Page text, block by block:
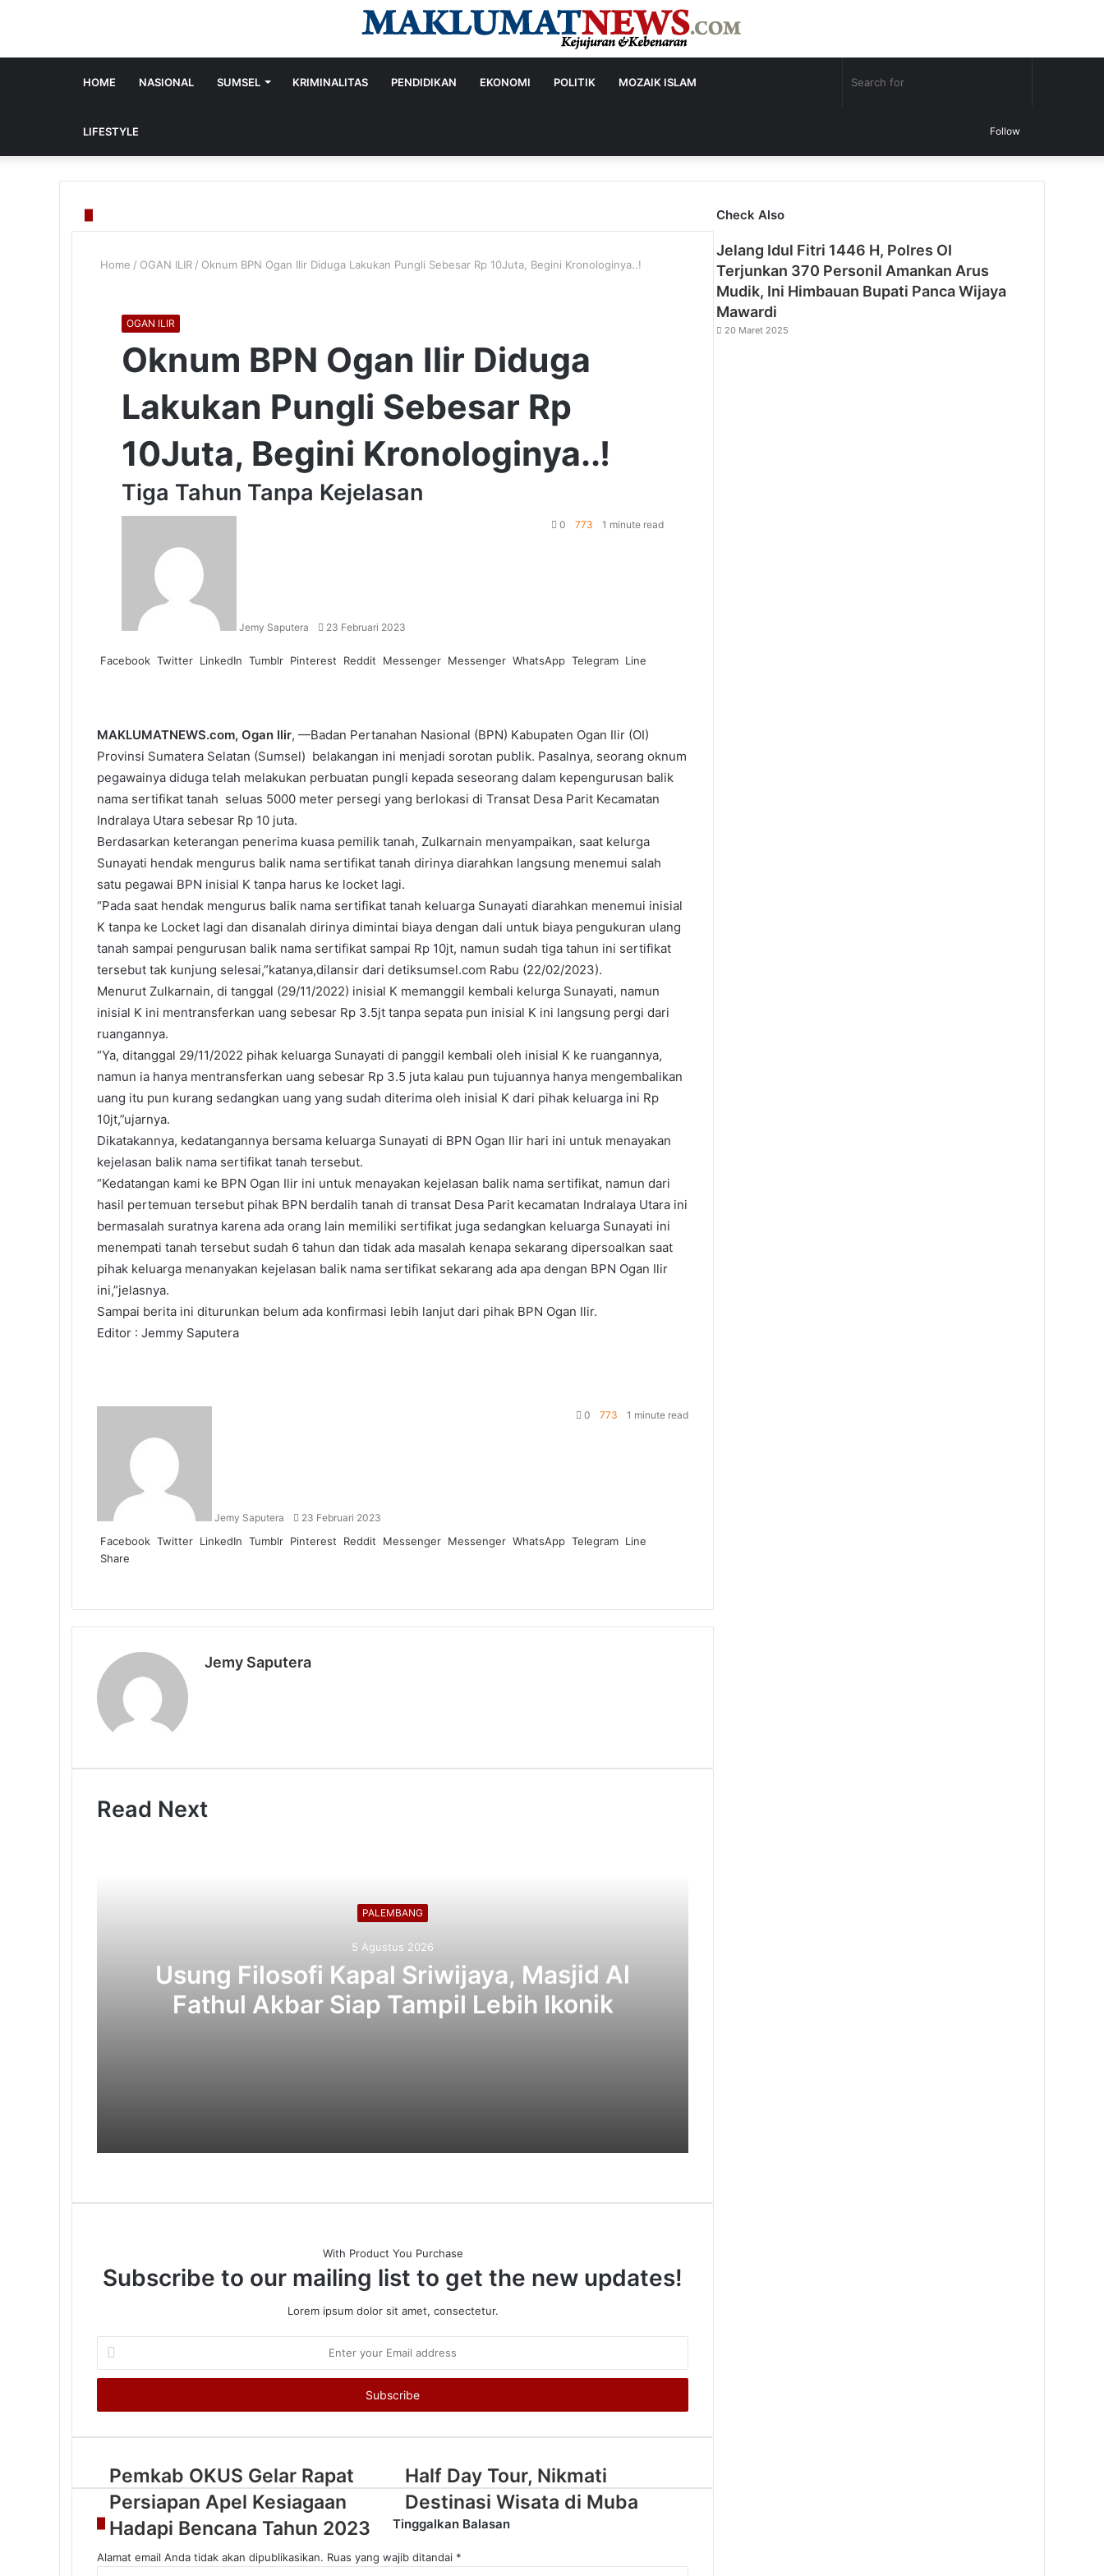
HOME NASIONAL SUMSEL KRIMINALITAS PENDIDIKAN EKONOMI POLITIK MOZAIK ISLAM
LIFESTYLE for
Random
Follow
Home / OGAN ILIR / Oknum BPN Ogan Ilir Diduga Lakukan Pungli Sebesar Rp 10Juta, Begini Kronologinya..!
OGAN ILIR
Oknum BPN Ogan Ilir Diduga
Lakukan Pungli Sebesar Rp
10Juta, Begini Kronologinya..!
Tiga Tahun Tanpa Kejelasan
Jemy Saputera 23 Februari 2023
0 773 1 minute read
Facebook Twitter LinkedIn Tumblr Pinterest Reddit Messenger Messenger WhatsApp Telegram Line
MAKLUMATNEWS.com, Ogan Ilir, —Badan Pertanahan Nasional (BPN) Kabupaten Ogan Ilir (OI)
Provinsi Sumatera Selatan (Sumsel) belakangan ini menjadi sorotan publik. Pasalnya, seorang oknum
pegawainya diduga telah melakukan perbuatan pungli kepada seseorang dalam kepengurusan balik
nama sertifikat tanah seluas 5000 meter persegi yang berlokasi di Transat Desa Parit Kecamatan
Indralaya Utara sebesar Rp 10 juta.
Berdasarkan keterangan penerima kuasa pemilik tanah, Zulkarnain menyampaikan, saat kelurga
Sunayati hendak mengurus balik nama sertifikat tanah dirinya diarahkan langsung menemui salah
satu pegawai BPN inisial K tanpa harus ke locket lagi.
“Pada saat hendak mengurus balik nama sertifikat tanah keluarga Sunayati diarahkan menemui inisial
K tanpa ke Locket lagi dan disanalah dirinya dimintai biaya dengan dali untuk biaya pengukuran ulang
tanah sampai pengurusan balik nama sertifikat sampai Rp 10jt, namun sudah tiga tahun ini sertifikat
tersebut tak kunjung selesai,”katanya,dilansir dari detiksumsel.com Rabu (22/02/2023).
Menurut Zulkarnain, di tanggal (29/11/2022) inisial K memanggil kembali kelurga Sunayati, namun
inisial K ini mentransferkan uang sebesar Rp 3.5jt tanpa sepata pun inisial K ini langsung pergi dari
ruangannya.
“Ya, ditanggal 29/11/2022 pihak keluarga Sunayati di panggil kembali oleh inisial K ke ruangannya,
namun ia hanya mentransferkan uang sebesar Rp 3.5 juta kalau pun tujuannya hanya mengembalikan
uang itu pun kurang sedangkan uang yang sudah diterima oleh inisial K dari pihak keluarga ini Rp
10jt,”ujarnya.
Dikatakannya, kedatangannya bersama keluarga Sunayati di BPN Ogan Ilir hari ini untuk menayakan
kejelasan balik nama sertifikat tanah tersebut.
“Kedatangan kami ke BPN Ogan Ilir ini untuk menayakan kejelasan balik nama sertifikat, namun dari
hasil pertemuan tersebut pihak BPN berdalih tanah di transat Desa Parit kecamatan Indralaya Utara ini
bermasalah suratnya karena ada orang lain memiliki sertifikat juga sedangkan keluarga Sunayati ini
menempati tanah tersebut sudah 6 tahun dan tidak ada masalah kenapa sekarang dipersoalkan saat
pihak keluarga menanyakan kejelasan balik nama sertifikat sekarang ada apa dengan BPN Ogan Ilir
ini,”jelasnya.
Sampai berita ini diturunkan belum ada konfirmasi lebih lanjut dari pihak BPN Ogan Ilir.
Editor : Jemmy Saputera
Jemy Saputera 23 Februari 2023
0 773 1 minute read
Facebook Twitter LinkedIn Tumblr Pinterest Reddit Messenger Messenger WhatsApp Telegram Line
Share
Email
Jemy Saputera
Read Next
PALEMBANG
5 Agustus 2026
Usung Filosofi Kapal Sriwijaya, Masjid Al
Fathul Akbar Siap Tampil Lebih Ikonik
5 Agustus 2026
5 Agustus 2026
4 Agustus 2026
Pemkab OKUS Matangkan Persiapan Pawai Pembangunan Peringatan HUT RI ke-81 Tahu 2026
With Product You Purchase
Subscribe to our mailing list to get the new updates!
Lorem ipsum dolor sit amet, consectetur.
your
Email
Pemkab OKUS Gelar Rapat
Persiapan Apel Kesiagaan
Hadapi Bencana Tahun 2023
Half Day Tour, Nikmati
Destinasi Wisata di Muba
Tinggalkan Balasan
Alamat email Anda tidak akan dipublikasikan. Ruas yang wajib ditandai *
Check Also
Jelang Idul Fitri 1446 H, Polres OI
Terjunkan 370 Personil Amankan Arus
Mudik, Ini Himbauan Bupati Panca Wijaya
Mawardi
20 Maret 2025